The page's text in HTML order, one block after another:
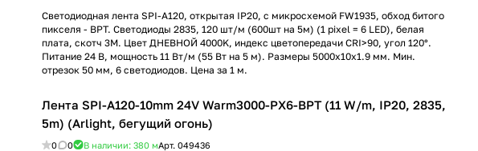
Светодиодная лента SPI-A120, открытая IP20, с микросхемой FW1935, обход битого
пикселя - BPT. Светодиоды 2835, 120 шт/м (600шт на 5м) (1 pixel = 6 LED), белая
плата, скотч 3М. Цвет ДНЕВНОЙ 4000K, индекс цветопередачи CRI>90, угол 120°.
Питание 24 В, мощность 11 Вт/м (55 Вт на 5 м). Размеры 5000x10x1.9 мм. Мин.
отрезок 50 мм, 6 светодиодов. Цена за 1 м.
Лента SPI-A120-10mm 24V Warm3000-PX6-BPT (11 W/m, IP20, 2835,
5m) (Arlight, бегущий огонь)
0 0 В наличии: 380 мАрт. 049436